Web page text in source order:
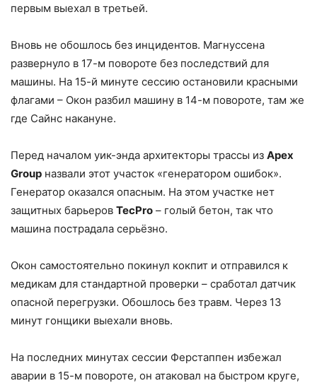
первым выехал в третьей.
Вновь не обошлось без инцидентов. Магнуссена
развернуло в 17-м повороте без последствий для
машины. На 15-й минуте сессию остановили красными
флагами – Окон разбил машину в 14-м повороте, там же
где Сайнс накануне.
Перед началом уик-энда архитекторы трассы из Apex
Group назвали этот участок «генератором ошибок».
Генератор оказался опасным. На этом участке нет
защитных барьеров TecPro – голый бетон, так что
машина пострадала серьёзно.
Окон самостоятельно покинул кокпит и отправился к
медикам для стандартной проверки – сработал датчик
опасной перегрузки. Обошлось без травм. Через 13
минут гонщики выехали вновь.
На последних минутах сессии Ферстаппен избежал
аварии в 15-м повороте, он атаковал на быстром круге,